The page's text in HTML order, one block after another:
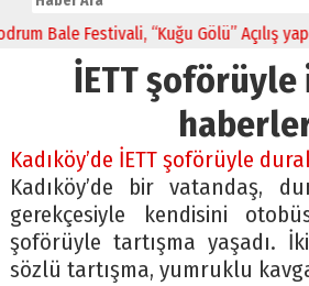
Bale Festivali, “Kuğu Gölü” Açılış yapıldı
İETT
Kadıköy’de İETT şoförüyle
Kadıköy’de bir vatandaş,
gerekçesiyle kendisini
şoförüyle tartışma yaşadı.
sözlü tartışma, yumruklu